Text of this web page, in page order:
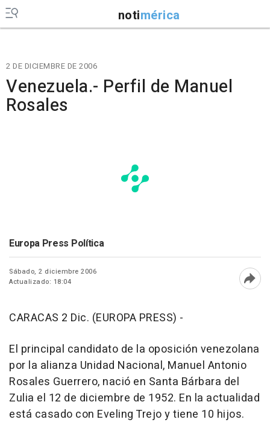
notimérica
2 DE DICIEMBRE DE 2006
Venezuela.- Perfil de Manuel
Rosales
Europa Press Política
Sábado, 2 diciembre 2006
Actualizado: 18:04
CARACAS 2 Dic. (EUROPA PRESS) -
El principal candidato de la oposición venezolana
por la alianza Unidad Nacional, Manuel Antonio
Rosales Guerrero, nació en Santa Bárbara del
Zulia el 12 de diciembre de 1952. En la actualidad
está casado con Eveling Trejo y tiene 10 hijos.